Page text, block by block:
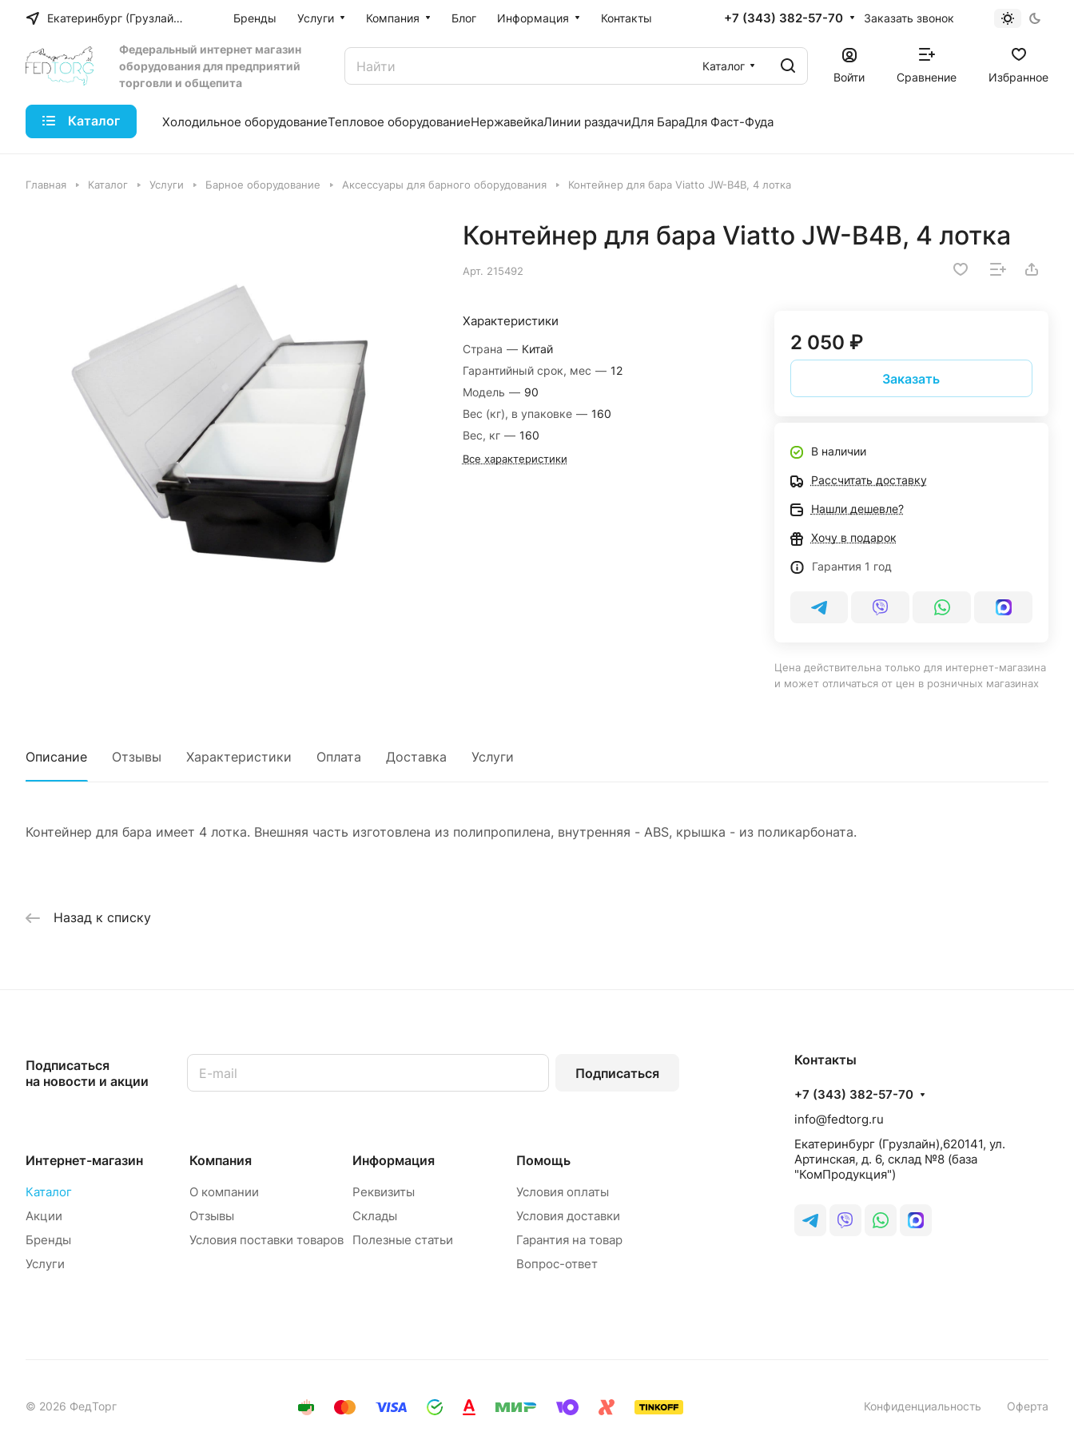
Екатеринбург (Грузлайн) Бренды Услуги Компания Блог Информация Контакты +7 (343) 382-57-70 Заказать звонок
Федеральный интернет магазин
оборудования для предприятий
торговли и общепита
Каталог
Войти
Сравнение Избранное
Каталог Холодильное оборудованиеТепловое оборудованиеНержавейкаЛинии раздачиДля БараДля Фаст-Фуда
Главная Каталог Услуги Барное оборудование Аксессуары для барного оборудования Контейнер для бара Viatto JW-B4B, 4 лотка
Контейнер для бара Viatto JW-B4B, 4 лотка
Арт. 215492
Характеристики
Страна — Китай
Гарантийный срок, мес — 12
Модель — 90
Вес (кг), в упаковке — 160
Вес, кг — 160
Все характеристики
2 050 ₽
Заказать
В наличии
Рассчитать доставку
Нашли дешевле?
Хочу в подарок
Гарантия 1 год
Цена действительна только для интернет-магазина
и может отличаться от цен в розничных магазинах
Описание Отзывы Характеристики Оплата Доставка Услуги
Контейнер для бара имеет 4 лотка. Внешняя часть изготовлена из полипропилена, внутренняя - ABS, крышка - из поликарбоната.
Назад к списку
Подписаться
на новости и акции
Подписаться
Интернет-магазин
Каталог
Акции
Бренды
Услуги
Компания
О компании
Отзывы
Условия поставки товаров
Информация
Реквизиты
Склады
Полезные статьи
Помощь
Условия оплаты
Условия доставки
Гарантия на товар
Вопрос-ответ
Контакты
+7 (343) 382-57-70
info@fedtorg.ru
Екатеринбург (Грузлайн),620141, ул.
Артинская, д. 6, склад №8 (база
"КомПродукция")
© 2026 ФедТорг Конфиденциальность Оферта